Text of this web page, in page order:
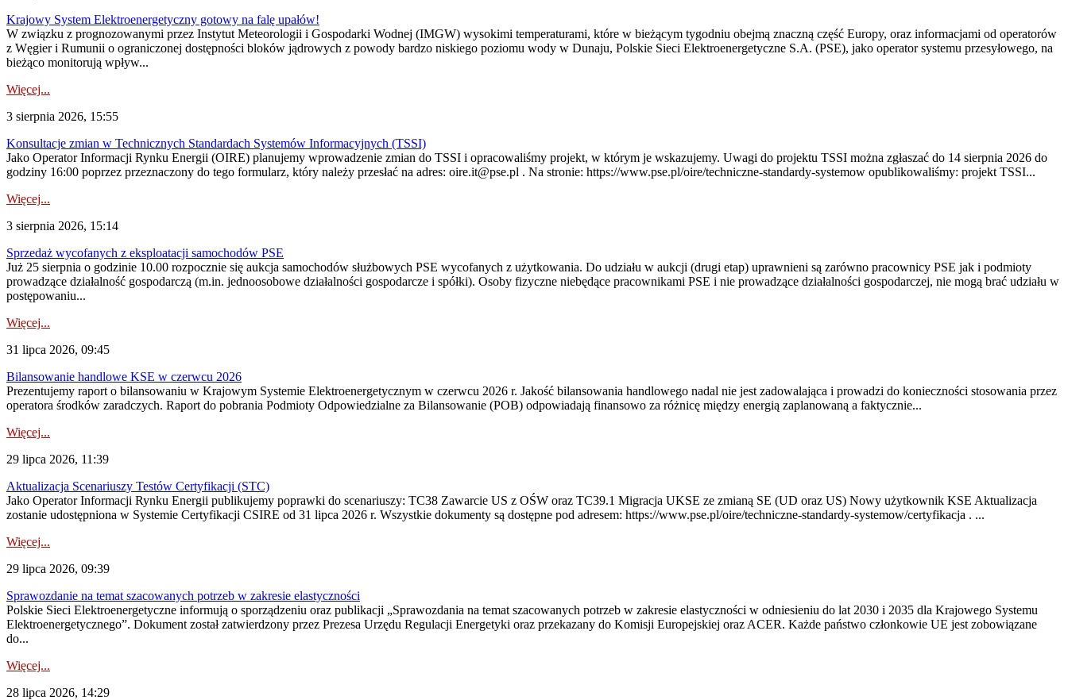
Krajowy System Elektroenergetyczny gotowy na falę upałów!
W związku z prognozowanymi przez Instytut Meteorologii i Gospodarki Wodnej (IMGW) wysokimi temperaturami, które w bieżącym tygodniu obejmą znaczną część Europy, oraz informacjami od operatorów
z Węgier i Rumunii o ograniczonej dostępności bloków jądrowych z powody bardzo niskiego poziomu wody w Dunaju, Polskie Sieci Elektroenergetyczne S.A. (PSE), jako operator systemu przesyłowego, na
bieżąco monitorują wpływ...
Więcej...
3 sierpnia 2026, 15:55
Konsultacje zmian w Technicznych Standardach Systemów Informacyjnych (TSSI)
Jako Operator Informacji Rynku Energii (OIRE) planujemy wprowadzenie zmian do TSSI i opracowaliśmy projekt, w którym je wskazujemy. Uwagi do projektu TSSI można zgłaszać do 14 sierpnia 2026 do
godziny 16:00 poprzez przeznaczony do tego formularz, który należy przesłać na adres: oire.it@pse.pl . Na stronie: https://www.pse.pl/oire/techniczne-standardy-systemow opublikowaliśmy: projekt TSSI...
Więcej...
3 sierpnia 2026, 15:14
Sprzedaż wycofanych z eksploatacji samochodów PSE
Już 25 sierpnia o godzinie 10.00 rozpocznie się aukcja samochodów służbowych PSE wycofanych z użytkowania. Do udziału w aukcji (drugi etap) uprawnieni są zarówno pracownicy PSE jak i podmioty
prowadzące działalność gospodarczą (m.in. jednoosobowe działalności gospodarcze i spółki). Osoby fizyczne niebędące pracownikami PSE i nie prowadzące działalności gospodarczej, nie mogą brać udziału w
postępowaniu...
Więcej...
31 lipca 2026, 09:45
Bilansowanie handlowe KSE w czerwcu 2026
Prezentujemy raport o bilansowaniu w Krajowym Systemie Elektroenergetycznym w czerwcu 2026 r. Jakość bilansowania handlowego nadal nie jest zadowalająca i prowadzi do konieczności stosowania przez
operatora środków zaradczych. Raport do pobrania Podmioty Odpowiedzialne za Bilansowanie (POB) odpowiadają finansowo za różnicę między energią zaplanowaną a faktycznie...
Więcej...
29 lipca 2026, 11:39
Aktualizacja Scenariuszy Testów Certyfikacji (STC)
Jako Operator Informacji Rynku Energii publikujemy poprawki do scenariuszy: TC38 Zawarcie US z OŚW oraz TC39.1 Migracja UKSE ze zmianą SE (UD oraz US) Nowy użytkownik KSE Aktualizacja
zostanie udostępniona w Systemie Certyfikacji CSIRE od 31 lipca 2026 r. Wszystkie dokumenty są dostępne pod adresem: https://www.pse.pl/oire/techniczne-standardy-systemow/certyfikacja . ...
Więcej...
29 lipca 2026, 09:39
Sprawozdanie na temat szacowanych potrzeb w zakresie elastyczności
Polskie Sieci Elektroenergetyczne informują o sporządzeniu oraz publikacji „Sprawozdania na temat szacowanych potrzeb w zakresie elastyczności w odniesieniu do lat 2030 i 2035 dla Krajowego Systemu
Elektroenergetycznego”. Dokument został zatwierdzony przez Prezesa Urzędu Regulacji Energetyki oraz przekazany do Komisji Europejskiej oraz ACER. Każde państwo członkowie UE jest zobowiązane
do...
Więcej...
28 lipca 2026, 14:29